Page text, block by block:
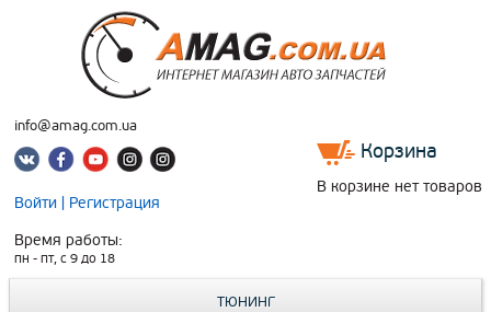
info@amag.com.ua
Войти | Регистрация
Время работы:
пн - пт, c 9 до 18
Корзина
В корзине нет товаров
ТЮНИНГ